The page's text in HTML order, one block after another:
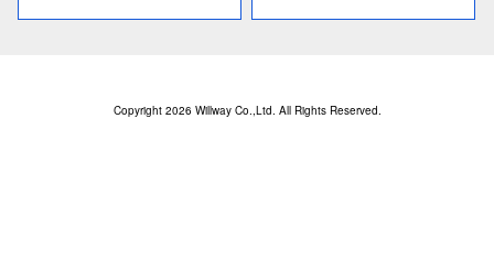
Copyright 2026 Willway Co.,Ltd. All Rights Reserved.